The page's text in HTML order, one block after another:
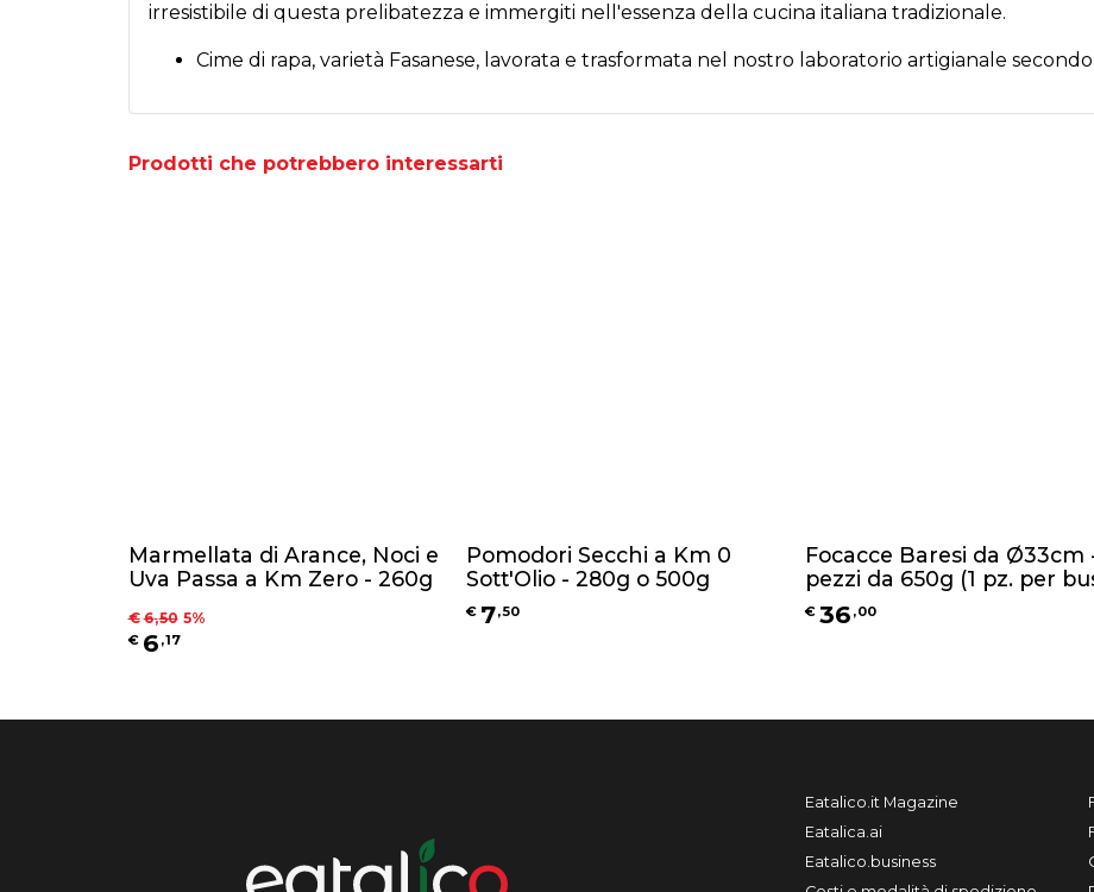
irresistibile di questa prelibatezza e immergiti nell'essenza della cucina italiana tradizionale.
Cime di rapa, varietà Fasanese, lavorata e trasformata nel nostro laboratorio artigianale
Prodotti che potrebbero interessarti
Marmellata di Arance, Noci e
Uva Passa a Km Zero - 260g
€ 6,50 5%
€ 6 ,17
Pomodori Secchi a Km 0
Sott'Olio - 280g o 500g
€ 7,50
Focacce Baresi da Ø33cm
pezzi da 650g (1 pz. per
€ 36 ,00
Eatalico.it Magazine
Eatalica.ai
Eatalico.business